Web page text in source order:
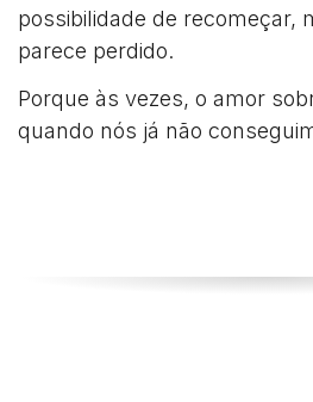
possibilidade de recomeçar,
parece perdido.
Porque às vezes, o amor
quando nós já não